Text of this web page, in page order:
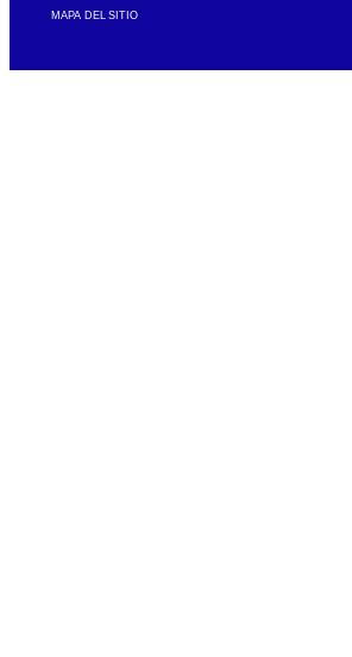
MAPA DEL SITIO